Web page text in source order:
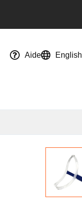
Aide English
Passer
de